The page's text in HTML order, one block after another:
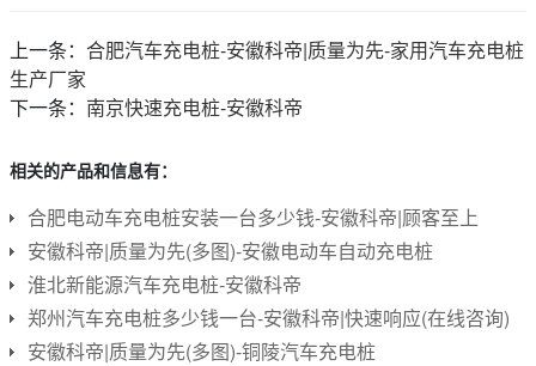
上一条： 合肥汽车充电桩-安徽科帝|质量为先-家用汽车充电桩
生产厂家
下一条： 南京快速充电桩-安徽科帝
相关的产品和信息有：
合肥电动车充电桩安装一台多少钱-安徽科帝|顾客至上
安徽科帝|质量为先(多图)-安徽电动车自动充电桩
淮北新能源汽车充电桩-安徽科帝
郑州汽车充电桩多少钱一台-安徽科帝|快速响应(在线咨询)
安徽科帝|质量为先(多图)-铜陵汽车充电桩